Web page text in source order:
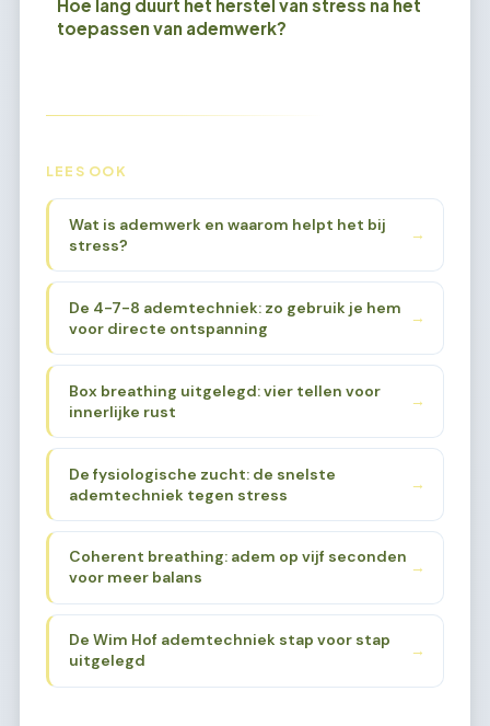
Hoe lang duurt het herstel van stress na het
toepassen van ademwerk?
LEES OOK
Wat is ademwerk en waarom helpt het bij
stress?
→
De 4-7-8 ademtechniek: zo gebruik je hem
voor directe ontspanning
→
Box breathing uitgelegd: vier tellen voor
innerlijke rust
→
De fysiologische zucht: de snelste
ademtechniek tegen stress
→
Coherent breathing: adem op vijf seconden
voor meer balans
→
De Wim Hof ademtechniek stap voor stap
uitgelegd
→